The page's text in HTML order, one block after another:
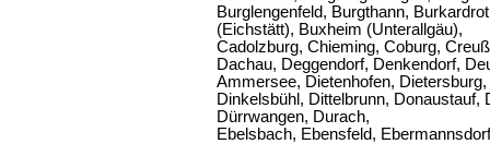
Burglengenfeld, Burgthann,
(Eichstätt), Buxheim (Unterallgäu),
Cadolzburg, Chieming, Coburg,
Dachau, Deggendorf, Denkendorf,
Ammersee, Dietenhofen,
Dinkelsbühl, Dittelbrunn,
Dürrwangen, Durach,
Ebelsbach, Ebensfeld,